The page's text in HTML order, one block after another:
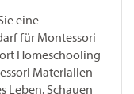
eine
für Montessori
Homeschooling
Materialien
Leben. Schauen